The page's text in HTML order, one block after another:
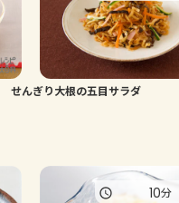
せんぎり大根の五目サラダ
10分